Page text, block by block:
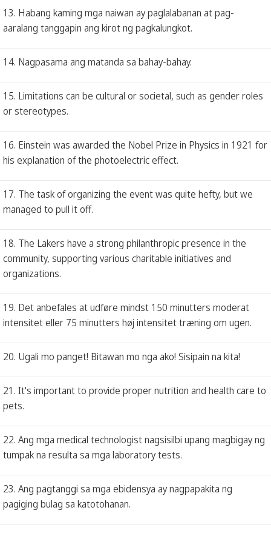
13. Habang kaming mga naiwan ay paglalabanan at pag-
aaralang tanggapin ang kirot ng pagkalungkot.
14. Nagpasama ang matanda sa bahay-bahay.
15. Limitations can be cultural or societal, such as gender roles
or stereotypes.
16. Einstein was awarded the Nobel Prize in Physics in 1921 for
his explanation of the photoelectric effect.
17. The task of organizing the event was quite hefty, but we
managed to pull it off.
18. The Lakers have a strong philanthropic presence in the
community, supporting various charitable initiatives and
organizations.
19. Det anbefales at udføre mindst 150 minutters moderat
intensitet eller 75 minutters høj intensitet træning om ugen.
20. Ugali mo panget! Bitawan mo nga ako! Sisipain na kita!
21. It's important to provide proper nutrition and health care to
pets.
22. Ang mga medical technologist nagsisilbi upang magbigay ng
tumpak na resulta sa mga laboratory tests.
23. Ang pagtanggi sa mga ebidensya ay nagpapakita ng
pagiging bulag sa katotohanan.